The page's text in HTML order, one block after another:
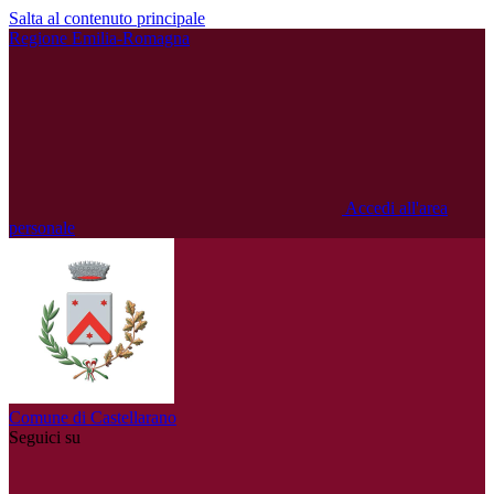
Salta al contenuto principale
Regione Emilia-Romagna
Accedi all'area
personale
Comune di Castellarano
Seguici su